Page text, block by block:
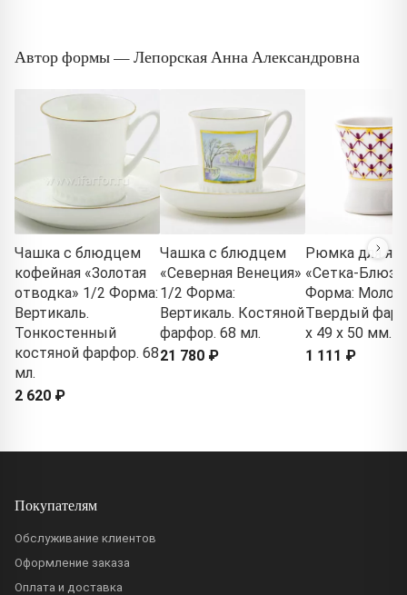
Автор формы — Лепорская Анна Александровна
Чашка с блюдцем
кофейная «Золотая
отводка» 1/2 Форма:
Вертикаль.
Тонкостенный
костяной фарфор. 68
мл.
2 620 ₽
Чашка с блюдцем
«Северная Венеция»
1/2 Форма:
Вертикаль. Костяной
фарфор. 68 мл.
21 780 ₽
Рюмка для
«Сетка-Блюз»
Форма:
Твердый
x 49 x 50 мм.
1 111 ₽
Покупателям
Обслуживание клиентов
Оформление заказа
Оплата и доставка